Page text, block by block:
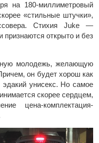
на 180-миллиметровый
«стильные штучки»,
Стихия Juke —
признаются открыто и без
молодежь, желающую
он будет хорош как
унисекс. Но самое
скорее сердцем,
цена-комплектация-